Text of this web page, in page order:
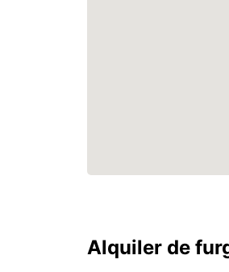
Alquiler de